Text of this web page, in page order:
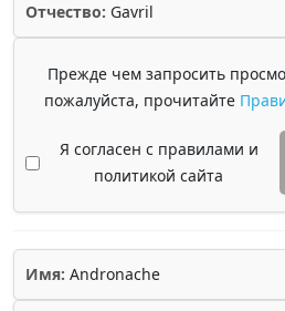
Отчество: Gavril
Прежде чем запросить
пожалуйста, прочитайте
Я согласен с правилами и
политикой сайта
Имя: Andronache